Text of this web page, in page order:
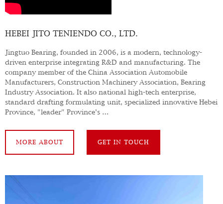
HEBEI JITO TENIENDO CO., LTD.
Jingtuo Bearing, founded in 2006, is a modern, technology-
driven enterprise integrating R&D and manufacturing. The
company member of the China Association Automobile
Manufacturers, Construction Machinery Association, Bearing
Industry Association. It also national high-tech enterprise,
standard drafting formulating unit, specialized innovative Hebei
Province, "leader" Province's …
MORE ABOUT GET IN TOUCH